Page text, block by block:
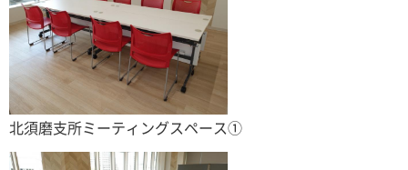
北須磨支所ミーティングスペース①